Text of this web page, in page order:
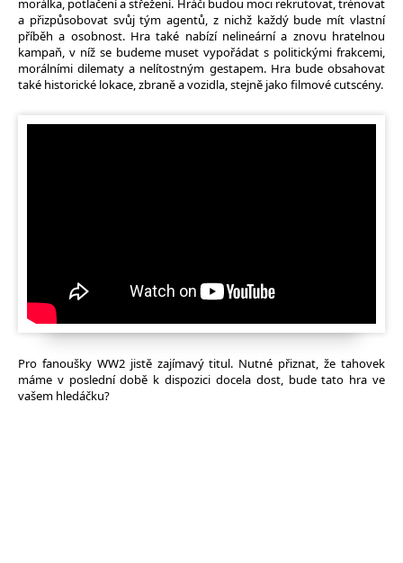
morálka, potlačení a střežení. Hráči budou moci rekrutovat, trénovat
a přizpůsobovat svůj tým agentů, z nichž každý bude mít vlastní
příběh a osobnost. Hra také nabízí nelineární a znovu hratelnou
kampaň, v níž se budeme muset vypořádat s politickými frakcemi,
morálními dilematy a nelítostným gestapem. Hra bude obsahovat
také historické lokace, zbraně a vozidla, stejně jako filmové cutscény.
Pro fanoušky WW2 jistě zajímavý titul. Nutné přiznat, že tahovek
máme v poslední době k dispozici docela dost, bude tato hra ve
vašem hledáčku?